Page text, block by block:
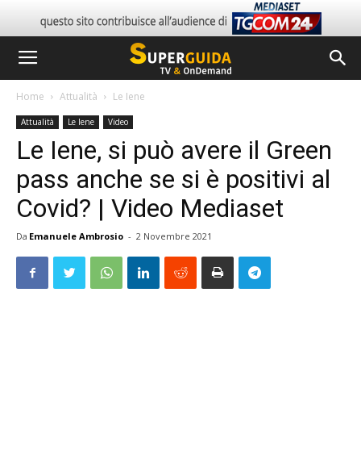
Home Attualità Le Iene
Attualità Le Iene Video
Le Iene, si può avere il Green
pass anche se si è positivi al
Covid? | Video Mediaset
Da Emanuele Ambrosio - 2 Novembre 2021